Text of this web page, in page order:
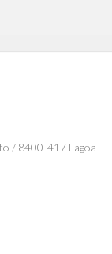
/ 8400-417 Lagoa